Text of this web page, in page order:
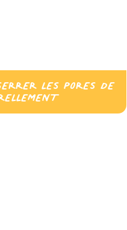
LES PORES DE